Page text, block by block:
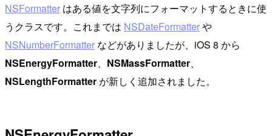
NSFormatter はある値を文字列にフォーマットするときに使
うクラスです。これまでは NSDateFormatterや
NSNumberFormatter などがありましたが、iOS 8 から
NSEnergyFormatter、 NSMassFormatter、
NSLengthFormatter が新しく追加されました。